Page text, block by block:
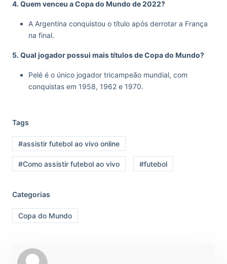
4. Quem venceu a Copa do Mundo de 2022?
A Argentina conquistou o título após derrotar a França
na final.
5. Qual jogador possui mais títulos de Copa do Mundo?
Pelé é o único jogador tricampeão mundial, com
conquistas em 1958, 1962 e 1970.
Tags
#assistir futebol ao vivo online
#Como assistir futebol ao vivo #futebol
Categorias
Copa do Mundo